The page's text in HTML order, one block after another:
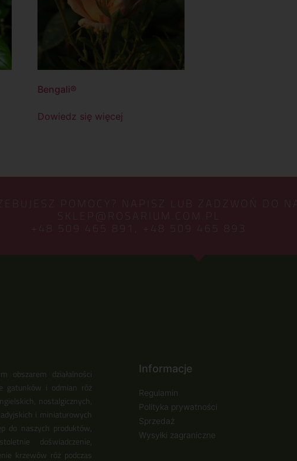
Bengali®
Dowiedz się więcej
POMOCY? NAPISZ LUB ZADZWOŃ DO
SKLEP@ROSARIUM.COM.PL
+48 509 465 891, +48 509 465 893
działalności
gatunków i odmian róż
nostalgicznych,
i miniaturowych
do naszych produktów,
doświadczenie,
krzewów róż podczas
Informacje
Regulamin
Polityka prywatności
Sprzedaż
Wysyłki zagraniczne